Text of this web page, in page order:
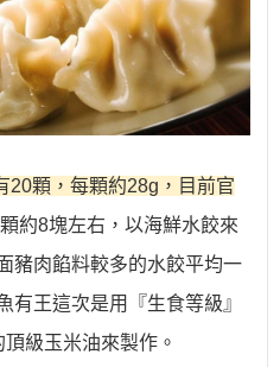
20顆，每顆約28g，目前官
顆約8塊左右，以海鮮水餃來
豬肉餡料較多的水餃平均一
有王這次是用『生食等級』
級玉米油來製作。